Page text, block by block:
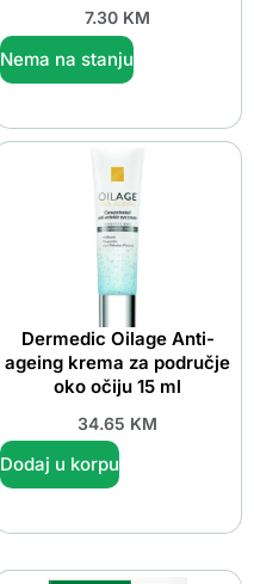
7.30 KM
Nema na stanju
Dermedic Oilage Anti-
ageing krema za područje
oko očiju 15 ml
34.65 KM
Dodaj u korpu